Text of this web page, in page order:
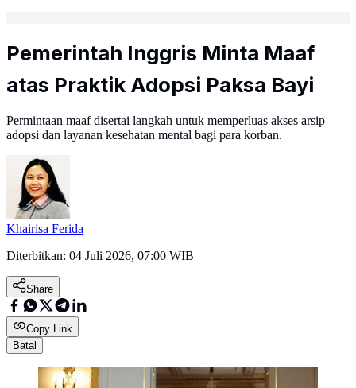
Pemerintah Inggris Minta Maaf
atas Praktik Adopsi Paksa Bayi
Permintaan maaf disertai langkah untuk memperluas akses arsip
adopsi dan layanan kesehatan mental bagi para korban.
Khairisa Ferida
Diterbitkan: 04 Juli 2026, 07:00 WIB
Share
Copy Link
Batal